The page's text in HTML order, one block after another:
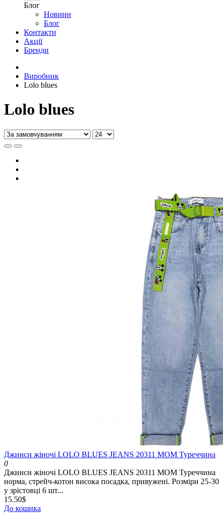
Блог
Новини
Блог
Контакти
Акції
Бренди
Виробник
Lolo blues
Lolo blues
Джинси жіночі LOLO BLUES JEANS 20311 MOM Туреччина
0
Джинси жіночі LOLO BLUES JEANS 20311 MOM Туреччина
норма, стрейч-котон висока посадка, привужені. Розміри 25-30
у зрістовці 6 шт...
15.50$
До кошика